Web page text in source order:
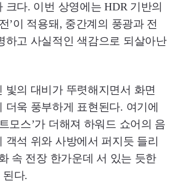
크다. 이번 상영에는 HDR 기반의
’이 적용돼, 중간계의 풍광과 전
하고 사실적인 색감으로 되살아난
빛의 대비가 뚜렷해지면서 화면
더욱 풍부하게 표현된다. 여기에
모스’가 더해져 하워드 쇼어의 음
객석 위와 사방에서 퍼지듯 들리
속 전장 한가운데 서 있는 듯한
된다.